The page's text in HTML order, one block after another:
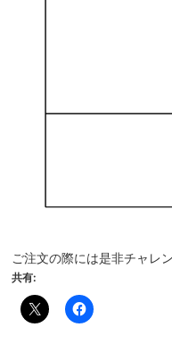
ご注文の際には是非チャレ
共有: